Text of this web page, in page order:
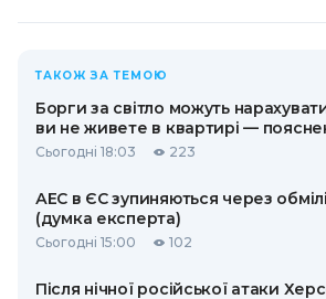
ТАКОЖ ЗА ТЕМОЮ
Борги за світло можуть
ви не живете в квартирі —
Сьогодні 18:03 223
АЕС в ЄС зупиняються через
(думка експерта)
Сьогодні 15:00 102
Після нічної російської атаки